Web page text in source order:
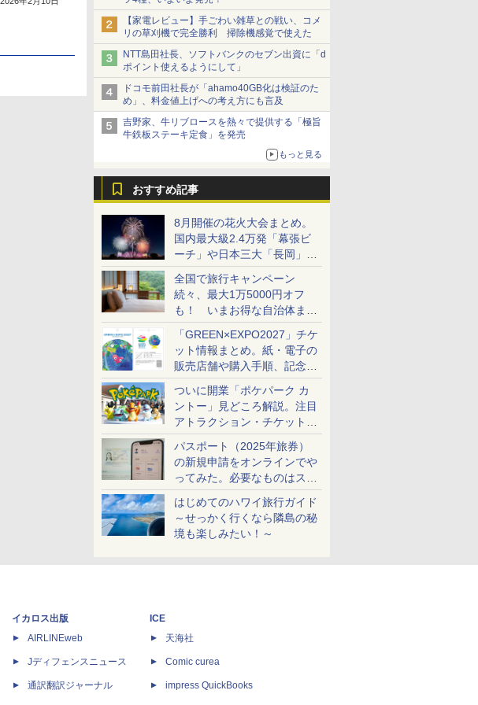
【家電レビュー】手ごわい雑草との戦い、コメ
リの草刈機で完全勝利 掃除機感覚で使えた
NTT島田社長、ソフトバンクのセブン出資に「d
ポイント使えるようにして」
ドコモ前田社長が「ahamo40GB化は検証のた
め」、料金値上げへの考え方にも言及
吉野家、牛リブロースを熱々で提供する「極旨
牛鉄板ステーキ定食」を発売
もっと見る
おすすめ記事
8月開催の花火大会まとめ。
国内最大級2.4万発「幕張ビ
ーチ」や日本三大「長岡」な
ど大型イベント目白押し！
全国で旅行キャンペーン
続々、最大1万5000円オフ
も！ いまお得な自治体まと
め
「GREEN×EXPO2027」チケ
ット情報まとめ。紙・電子の
販売店舗や購入手順、記念チ
ケットも解説
ついに開業「ポケパーク カ
ントー」見どころ解説。注目
アトラクション・チケット手
配・来場前に必要な準備は？
パスポート（2025年旅券）
の新規申請をオンラインでや
ってみた。必要なものはスマ
ホとマイナカードのみ
はじめてのハワイ旅行ガイド
～せっかく行くなら隣島の秘
境も楽しみたい！～
イカロス出版
AIRLINEweb
Jディフェンスニュース
通訳翻訳ジャーナル
ICE
天海社
Comic curea
impress QuickBooks